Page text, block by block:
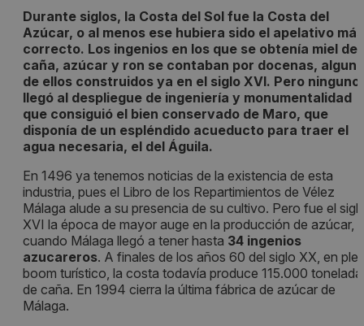
Durante siglos, la Costa del Sol fue la Costa del
Azúcar, o al menos ese hubiera sido el apelativo más
correcto. Los ingenios en los que se obtenía miel de
caña, azúcar y ron se contaban por docenas,
de ellos construidos ya en el siglo XVI. Pero ninguno
llegó al despliegue de ingeniería y monumentalidad
que consiguió el bien conservado de Maro, que
disponía de un espléndido acueducto para traer el
agua necesaria, el del Águila.
En 1496 ya tenemos noticias de la existencia de esta
industria, pues el Libro de los Repartimientos de Vélez
Málaga alude a su presencia de su cultivo. Pero fue el
XVI la época de mayor auge en la producción de azúcar,
cuando Málaga llegó a tener hasta 34 ingenios
azucareros. A finales de los años 60 del siglo XX, en
boom turístico, la costa todavía produce 115.000
de caña. En 1994 cierra la última fábrica de azúcar de
Málaga.